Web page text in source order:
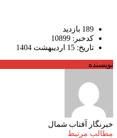
189 بازدید
کدخبر: 10899
تاریخ: 15 اردیبهشت 1404
نویسنده
خبرنگار آفتاب شمال
مطالب مرتبط